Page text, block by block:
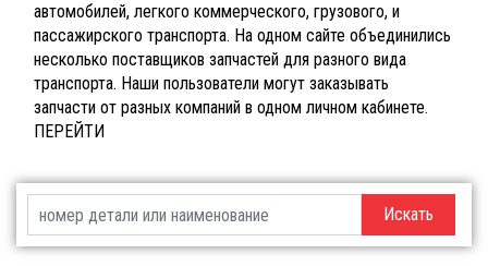
автомобилей, легкого коммерческого, грузового, и
пассажирского транспорта. На одном сайте объединились
несколько поставщиков запчастей для разного вида
транспорта. Наши пользователи могут заказывать
запчасти от разных компаний в одном личном кабинете.
ПЕРЕЙТИ
Искать